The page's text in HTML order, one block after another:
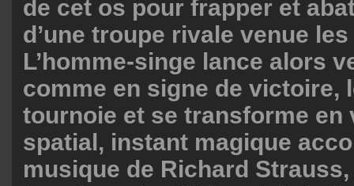
de cet os pour frapper et
d’une troupe rivale venue
L’homme-singe lance alors
comme en signe de victoire,
tournoie et se transforme en
spatial, instant magique
musique de Richard